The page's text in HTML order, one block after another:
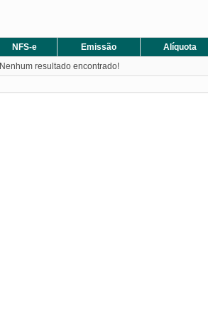
NFS-e Emissão Alíquota
Nenhum resultado encontrado!